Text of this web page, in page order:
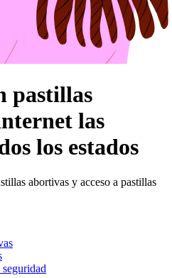
pastillas
las
los estados
abortivas y acceso a pastillas